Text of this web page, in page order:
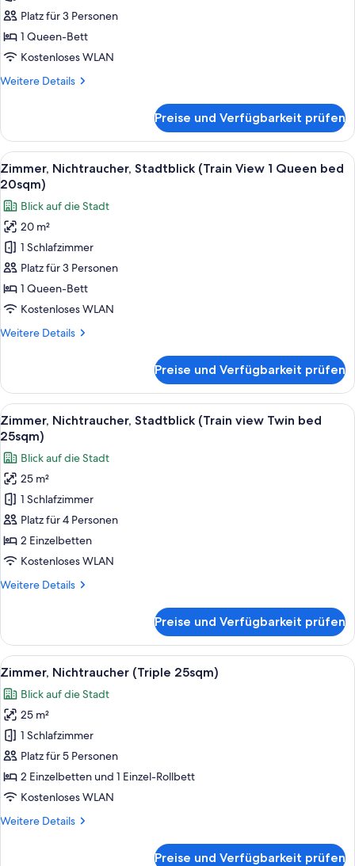
17sqm)
1
Queen-
Bett,
(1
20sqm)
anzeigen
Platz für 3 Personen
1 Queen-Bett
Kostenloses WLAN
Weitere Details
Weitere
1
Queen-
Bett,
Nichtraucher
Queen
bed
20sqm)
Preise und Verfügbarkeit prüfen
Alle
Fotos
für
Zimmer,
Nichtraucher,
Stadtblick
(Train
View
1
bed
Ein Hotelzimmer mit großem
8
Zimmer, Nichtraucher, Stadtblick (Train View 1 Queen bed
20sqm)
Blick auf die Stadt
20 m²
1 Schlafzimmer
Platz für 3 Personen
1 Queen-Bett
Kostenloses WLAN
Weitere Details
Weitere
Nichtraucher,
Stadtblick
(Train
View
Queen
bed
20sqm)
Preise und Verfügbarkeit prüfen
Alle
Fotos
für
Zimmer,
Nichtraucher,
Stadtblick
(Train
view
Twin
25sqm)
Ein Hotelzimmer mit zwei Betten,
7
Zimmer, Nichtraucher, Stadtblick (Train view Twin bed
25sqm)
Blick auf die Stadt
25 m²
1 Schlafzimmer
Platz für 4 Personen
2 Einzelbetten
Kostenloses WLAN
Weitere Details
Weitere
Nichtraucher,
Stadtblick
(Train
Twin
bed
25sqm)
Preise und Verfügbarkeit prüfen
Alle
Fotos
für
Zimmer,
Nichtraucher
(Triple
25sqm)
anzeigen
Ein Hotelzimmer mit zwei Betten,
6
Zimmer, Nichtraucher (Triple 25sqm)
Blick auf die Stadt
25 m²
1 Schlafzimmer
Platz für 5 Personen
2 Einzelbetten und 1 Einzel-Rollbett
Kostenloses WLAN
Weitere Details
Weitere
Preise und Verfügbarkeit prüfen